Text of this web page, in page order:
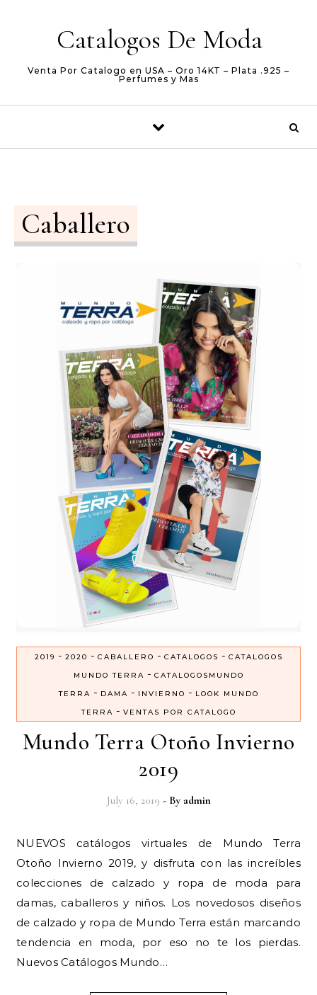
Catalogos De Moda
Venta Por Catalogo en USA – Oro 14KT – Plata .925 –
Perfumes y Mas
Caballero
2019 - 2020 - CABALLERO - CATALOGOS - CATALOGOS
MUNDO TERRA - CATALOGOSMUNDO
TERRA - DAMA - INVIERNO - LOOK MUNDO
TERRA - VENTAS POR CATALOGO
Mundo Terra Otoño Invierno
2019
July 16, 2019 - By admin
NUEVOS catálogos virtuales de Mundo Terra
Otoño Invierno 2019, y disfruta con las increíbles
colecciones de calzado y ropa de moda para
damas, caballeros y niños. Los novedosos diseños
de calzado y ropa de Mundo Terra están marcando
tendencia en moda, por eso no te los pierdas.
Nuevos Catálogos Mundo…